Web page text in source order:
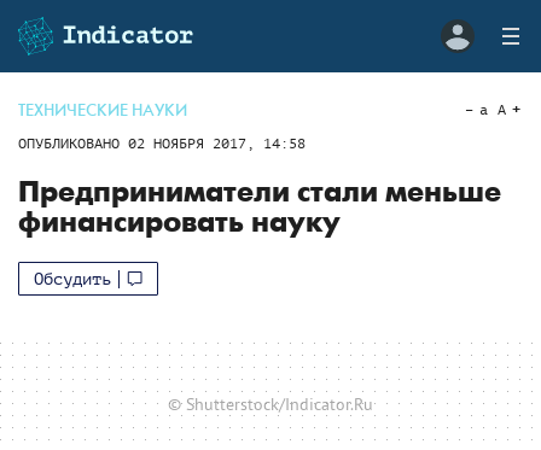
ТЕХНИЧЕСКИЕ НАУКИ
ОПУБЛИКОВАНО 02 НОЯБРЯ 2017, 14:58
a A
Предприниматели стали меньше
финансировать науку
Обсудить
© Shutterstock/Indicator.Ru